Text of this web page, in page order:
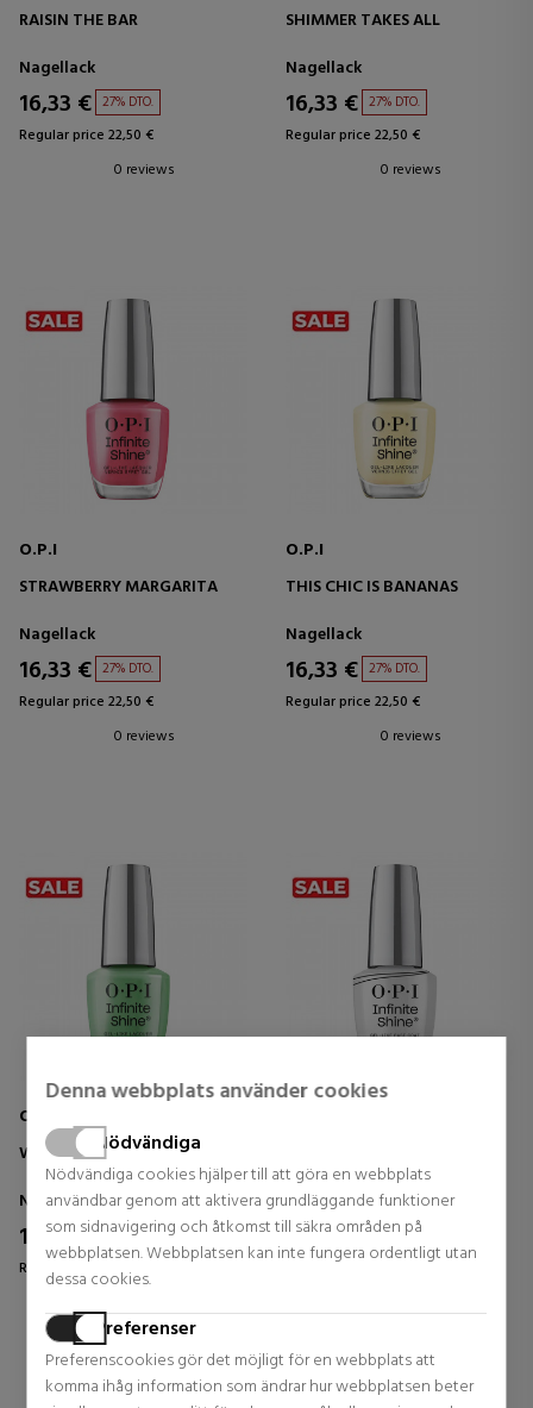
Denna webbplats använder cookies
Nödvändiga
Nödvändiga cookies hjälper till att göra en webbplats
användbar genom att aktivera grundläggande funktioner
som sidnavigering och åtkomst till säkra områden på
webbplatsen. Webbplatsen kan inte fungera ordentligt utan
dessa cookies.
Preferenser
Preferenscookies gör det möjligt för en webbplats att
komma ihåg information som ändrar hur webbplatsen beter
RAISIN THE BAR
Nagellack
16,33 € 27% DTO.
Regular price 22,50 €
0 reviews
SHIMMER TAKES ALL
Nagellack
16,33 € 27% DTO.
Regular price 22,50 €
0 reviews
O.P.I
STRAWBERRY MARGARITA
Nagellack
16,33 € 27% DTO.
Regular price 22,50 €
0 reviews
O.P.I
THIS CHIC IS BANANAS
Nagellack
16,33 € 27% DTO.
Regular price 22,50 €
0 reviews
O.P.I
WON FOR THE AGES
Nagellack
16,33 € 27% DTO.
Regular price 22,50 €
Nagellack
16,33 € 27% DTO.
Regular price 22,50 €